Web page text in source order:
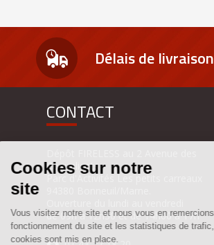
Délais de livraison
CONTACT
Coquelicots
Parc d'Activités Les petits carreaux
de 09h à 12h30 et de 14h00 à 17h